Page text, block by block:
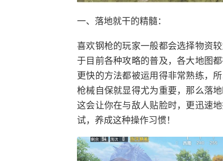
一、落地就干的精髓：
喜欢钢枪的玩家一般都会选择物资
于目前各种攻略的普及，各大地图
更快的方法都被运用得非常熟练，
枪械自保就显得尤为重要，那么落
这会让你在与敌人贴脸时，更迅速
试，养成这种操作习惯！